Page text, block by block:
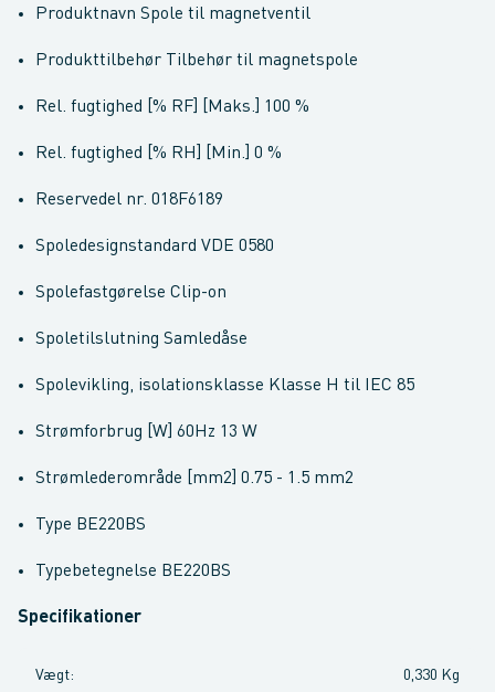
Produktnavn Spole til magnetventil
Produkttilbehør Tilbehør til magnetspole
Rel. fugtighed [% RF] [Maks.] 100 %
Rel. fugtighed [% RH] [Min.] 0 %
Reservedel nr. 018F6189
Spoledesignstandard VDE 0580
Spolefastgørelse Clip-on
Spoletilslutning Samledåse
Spolevikling, isolationsklasse Klasse H til IEC 85
Strømforbrug [W] 60Hz 13 W
Strømlederområde [mm2] 0.75 - 1.5 mm2
Type BE220BS
Typebetegnelse BE220BS
Specifikationer
Vægt: 0,330 Kg